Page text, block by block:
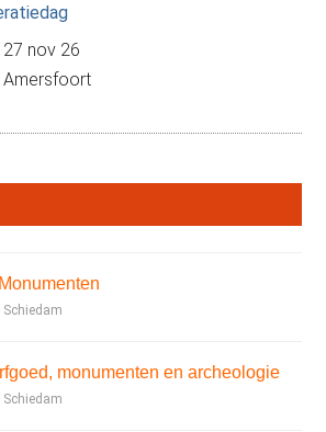
27 nov 26
Amersfoort
Schiedam
monumenten en archeologie
Schiedam